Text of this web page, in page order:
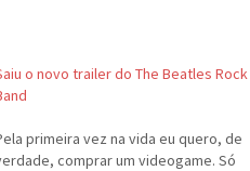
o novo trailer do The Beatles Rock
primeira vez na vida eu quero, de
comprar um videogame. Só